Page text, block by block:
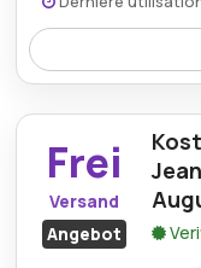
Sparen Sie bis
beachtlichen
Frei
Versand
Angebot